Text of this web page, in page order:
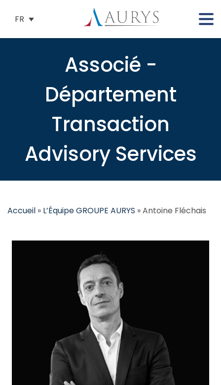
FR
Associé -
Département
Transaction
Advisory Services
Accueil » L’Équipe GROUPE AURYS »Antoine Fléchais